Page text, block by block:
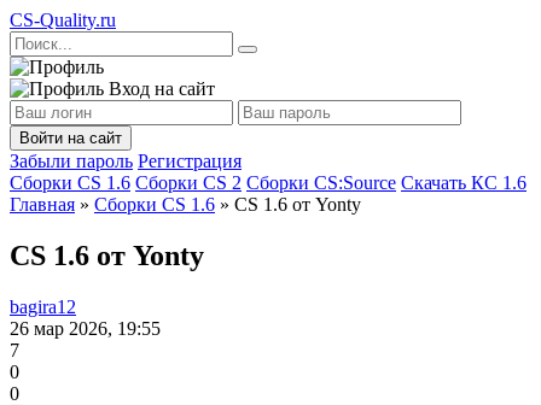
CS-Quality.ru
Вход на сайт
Войти на сайт
Забыли пароль Регистрация
Сборки CS 1.6 Сборки CS 2 Сборки CS:Source Скачать КС 1.6
Главная » Сборки CS 1.6 » CS 1.6 от Yonty
CS 1.6 от Yonty
bagira12
26 мар 2026, 19:55
7
0
0